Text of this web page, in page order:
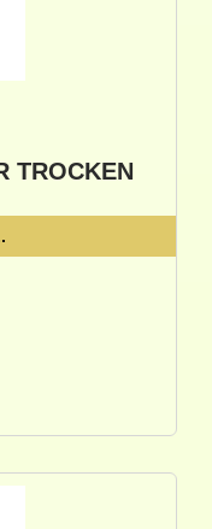
TROCKEN